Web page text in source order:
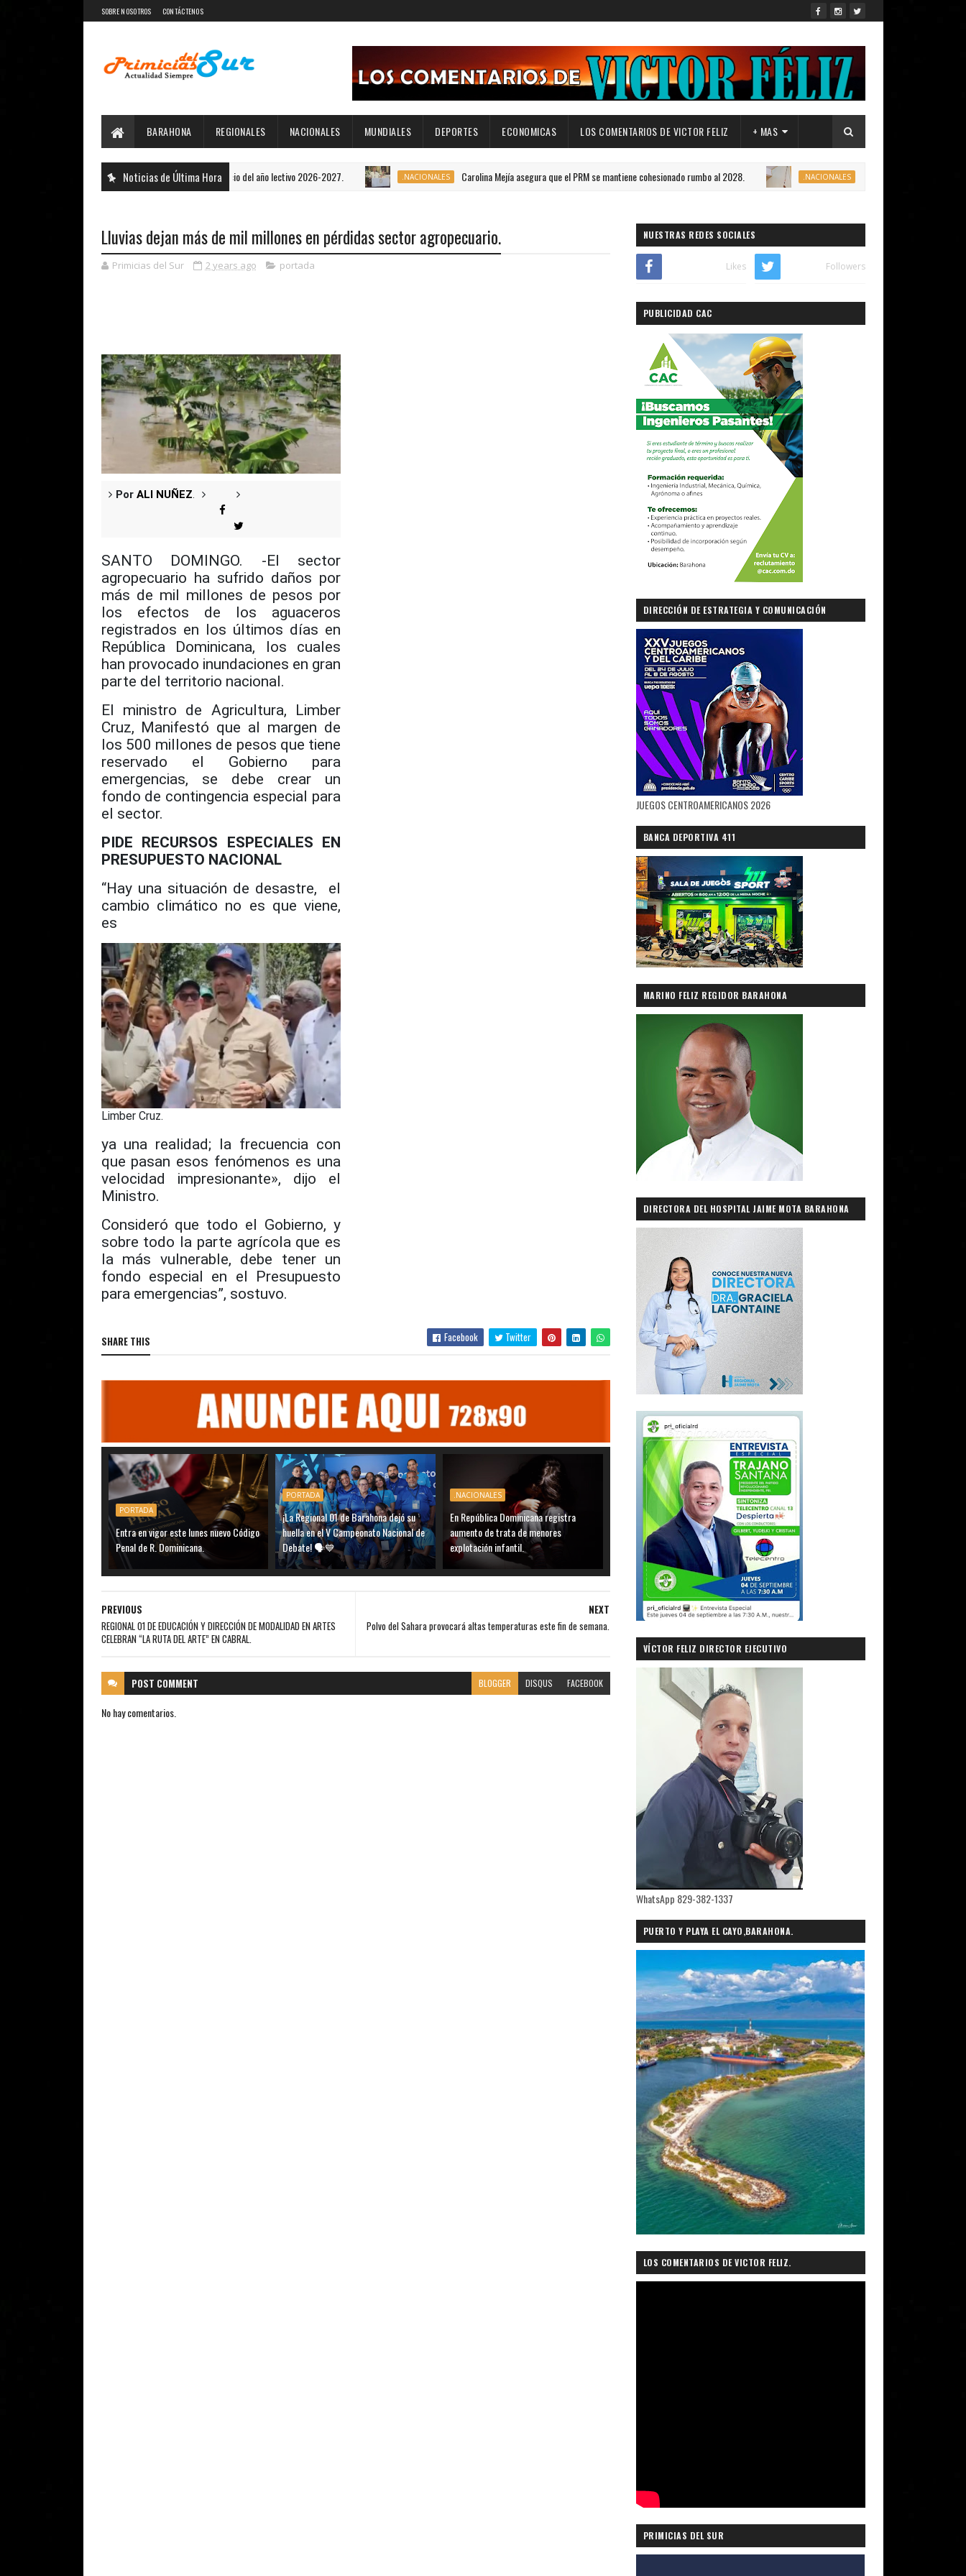
SOBRE NOSOTROS CONTÁCTENOS
BARAHONA REGIONALES NACIONALES MUNDIALES DEPORTES ECONOMICAS LOS COMENTARIOS DE VICTOR FELIZ + MAS
Noticias de Última Hora
garantizar transporte escolar de cara al inicio del año lectivo 2026-2027. .NACIONALES Carolina Mejía asegura que el PRM se mantiene cohesionado rumbo al 2028. .NACIONALES Gobierno repara 14,664 aulas en
Lluvias dejan más de mil millones en pérdidas sector agropecuario.
Primicias del Sur 2 years ago portada
Por ALI NUÑEZ.
SANTO DOMINGO. -El sector
agropecuario ha sufrido daños por
más de mil millones de pesos por
los efectos de los aguaceros
registrados en los últimos días en
República Dominicana, los cuales
han provocado inundaciones en gran
parte del territorio nacional.
El ministro de Agricultura, Limber
Cruz, Manifestó que al margen de
los 500 millones de pesos que tiene
reservado el Gobierno para
emergencias, se debe crear un
fondo de contingencia especial para
el sector.
PIDE RECURSOS ESPECIALES EN
PRESUPUESTO NACIONAL
“Hay una situación de desastre, el
cambio climático no es que viene,
es
Limber Cruz.
ya una realidad; la frecuencia con
que pasan esos fenómenos es una
velocidad impresionante», dijo el
Ministro.
Consideró que todo el Gobierno, y
sobre todo la parte agrícola que es
la más vulnerable, debe tener un
fondo especial en el Presupuesto
para emergencias”, sostuvo.
SHARE THIS Facebook Twitter
PORTADA
Entra en vigor este lunes nuevo Código
Penal de R. Dominicana.
PORTADA
¡La Regional 01 de Barahona dejó su
huella en el V Campeonato Nacional de
Debate! 🗣️💙
.NACIONALES
En República Dominicana registra
aumento de trata de menores
explotación infantil.
NEXT
Polvo del Sahara provocará altas temperaturas este fin de semana.
PREVIOUS
REGIONAL 01 DE EDUCACIÓN Y DIRECCIÓN DE MODALIDAD EN ARTES
CELEBRAN “LA RUTA DEL ARTE” EN CABRAL.
POST COMMENT BLOGGER DISQUS FACEBOOK
No hay comentarios.
NUESTRAS REDES SOCIALES
Likes Followers
PUBLICIDAD CAC
DIRECCIÓN DE ESTRATEGIA Y COMUNICACIÓN
GUBERNAMENTAL
JUEGOS CENTROAMERICANOS 2026
BANCA DEPORTIVA 411
MARINO FELIZ REGIDOR BARAHONA
DIRECTORA DEL HOSPITAL JAIME MOTA BARAHONA
VÍCTOR FELIZ DIRECTOR EJECUTIVO
PRIMICIASDELSUR.COM
WhatsApp 829-382-1337
PUERTO Y PLAYA EL CAYO,BARAHONA.
LOS COMENTARIOS DE VICTOR FELIZ.
PRIMICIAS DEL SUR